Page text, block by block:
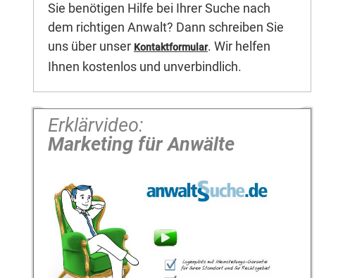
Sie benötigen Hilfe bei Ihrer Suche nach
dem richtigen Anwalt? Dann schreiben Sie
uns über unser Kontaktformular. Wir helfen
Ihnen kostenlos und unverbindlich.
Erklärvideo:
Marketing für Anwälte